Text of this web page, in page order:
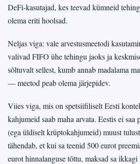
DeFi-kasutajad, kes teevad kümneid
olema eriti hoolsad.
Neljas viga: vale arvestusmeetodi
valivad FIFO ühe tehingu jaoks ja
sõltuvalt sellest, kumb annab madalama
— meetod peab olema järjepidev.
Viies viga, mis on spetsiifiliselt Eesti
kahjumeid saab maha arvata. Eestis ei saa
(ega üldiselt krüptokahjumeid) muust
tähendab, et kui sa teenid 500 eurot
eurot hinnalanguse tõttu, maksad sa